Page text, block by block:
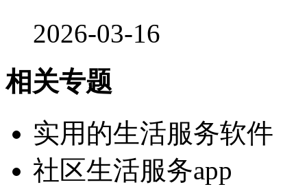
2026-03-16
相关专题
实用的生活服务软件
社区生活服务app